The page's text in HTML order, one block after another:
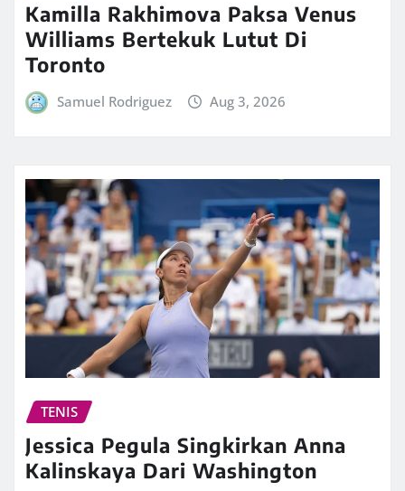
Kamilla Rakhimova Paksa Venus
Williams Bertekuk Lutut Di
Toronto
Samuel Rodriguez Aug 3, 2026
TENIS
Jessica Pegula Singkirkan Anna
Kalinskaya Dari Washington